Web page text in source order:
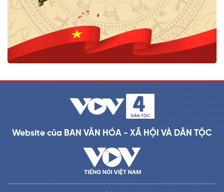
Website của BAN VĂN HÓA - XÃ HỘI VÀ DÂN TỘC